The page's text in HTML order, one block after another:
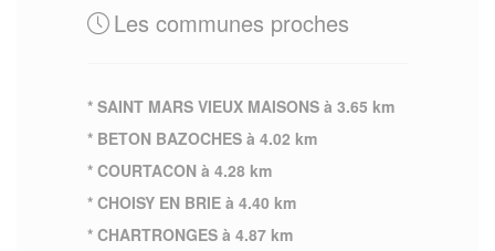
Les communes proches
* SAINT MARS VIEUX MAISONS à 3.65 km
* BETON BAZOCHES à 4.02 km
* COURTACON à 4.28 km
* CHOISY EN BRIE à 4.40 km
* CHARTRONGES à 4.87 km